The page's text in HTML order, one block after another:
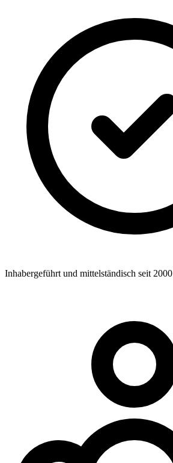
Inhabergeführt und mittelständisch seit 2000